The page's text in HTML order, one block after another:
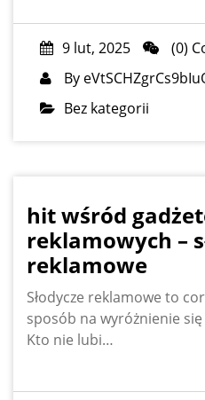
9 lut, 2025
(0)
By
Bez kategorii
hit wśród
reklamowych –
reklamowe
Słodycze reklamowe to
sposób na wyróżnienie
Kto nie lubi…